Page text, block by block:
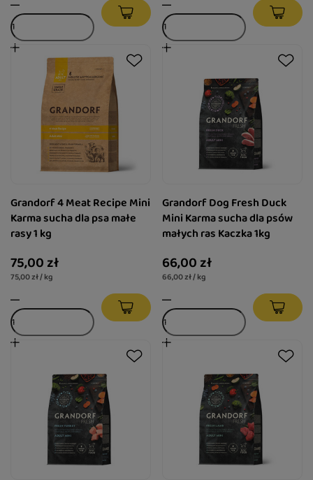
Grandorf 4 Meat Recipe Mini
Karma sucha dla psa małe
rasy 1 kg
75,00 zł
75,00 zł / kg
Grandorf Dog Fresh Duck
Mini Karma sucha dla psów
małych ras Kaczka 1kg
66,00 zł
66,00 zł / kg